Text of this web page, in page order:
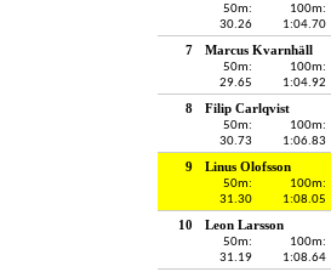
50m:
30.26
100m:
1:04.70
7 Marcus Kvarnhäll
50m:
29.65
100m:
1:04.92
8 Filip Carlqvist
50m:
30.73
100m:
1:06.83
9 Linus Olofsson
50m:
31.30
100m:
1:08.05
10 Leon Larsson
50m:
31.19
100m:
1:08.64